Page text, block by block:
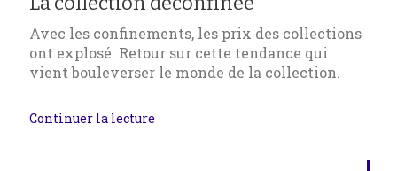
Avec les confinements, les prix des collections
ont explosé. Retour sur cette tendance qui
vient bouleverser le monde de la collection.
Continuer la lecture